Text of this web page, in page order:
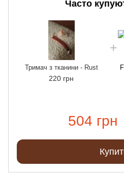
Часто
Тримач з тканини - Rust
220 грн
504 грн